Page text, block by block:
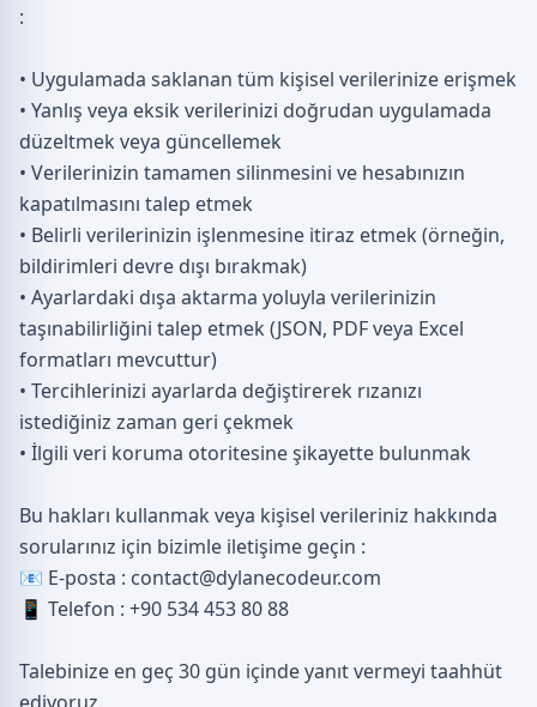
:
• Uygulamada saklanan tüm kişisel verilerinize erişmek
• Yanlış veya eksik verilerinizi doğrudan uygulamada
düzeltmek veya güncellemek
• Verilerinizin tamamen silinmesini ve hesabınızın
kapatılmasını talep etmek
• Belirli verilerinizin işlenmesine itiraz etmek (örneğin,
bildirimleri devre dışı bırakmak)
• Ayarlardaki dışa aktarma yoluyla verilerinizin
taşınabilirliğini talep etmek (JSON, PDF veya Excel
formatları mevcuttur)
• Tercihlerinizi ayarlarda değiştirerek rızanızı
istediğiniz zaman geri çekmek
• İlgili veri koruma otoritesine şikayette bulunmak
Bu hakları kullanmak veya kişisel verileriniz hakkında
sorularınız için bizimle iletişime geçin :
📧 E-posta : contact@dylanecodeur.com
📱 Telefon : +90 534 453 80 88
Talebinize en geç 30 gün içinde yanıt vermeyi taahhüt